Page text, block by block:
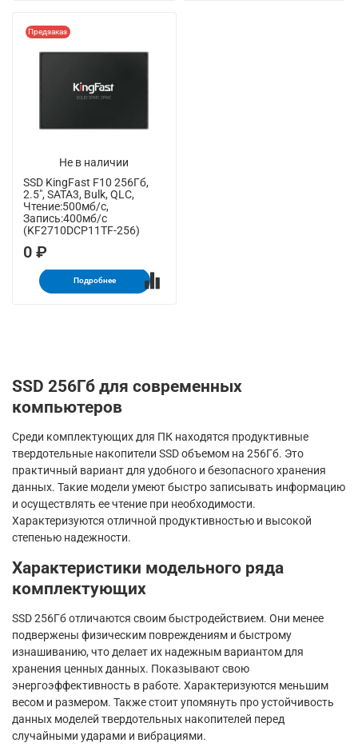
Не в наличии
Предзаказ
SSD KingFast F10 256Гб,
2.5", SATA3, Bulk, QLC,
Чтение:500мб/с,
Запись:400мб/с
(KF2710DCP11TF-256)
0 ₽
Подробнее
SSD 256Гб для современных
компьютеров
Среди комплектующих для ПК находятся продуктивные
твердотельные накопители SSD объемом на 256Гб. Это
практичный вариант для удобного и безопасного хранения
данных. Такие модели умеют быстро записывать информацию
и осуществлять ее чтение при необходимости.
Характеризуются отличной продуктивностью и высокой
степенью надежности.
Характеристики модельного ряда
комплектующих
SSD 256Гб отличаются своим быстродействием. Они менее
подвержены физическим повреждениям и быстрому
изнашиванию, что делает их надежным вариантом для
хранения ценных данных. Показывают свою
энергоэффективность в работе. Характеризуются меньшим
весом и размером. Также стоит упомянуть про устойчивость
данных моделей твердотельных накопителей перед
случайными ударами и вибрациями.